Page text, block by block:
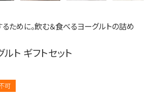
ために。飲む＆食べるヨーグルトの詰め
ト ギフトセット
可